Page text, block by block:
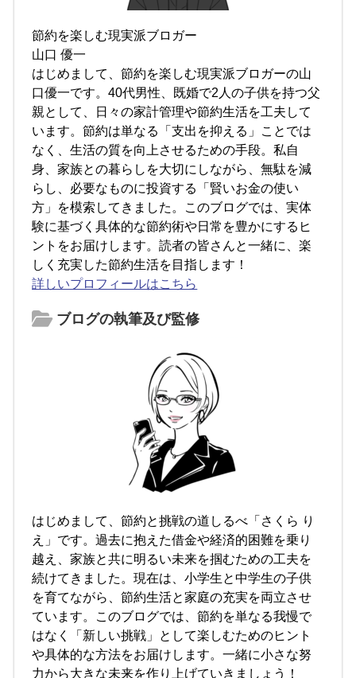
節約を楽しむ現実派ブロガー
山口 優一
はじめまして、節約を楽しむ現実派ブロガーの山
口優一です。40代男性、既婚で2人の子供を持つ父
親として、日々の家計管理や節約生活を工夫して
います。節約は単なる「支出を抑える」ことでは
なく、生活の質を向上させるための手段。私自
身、家族との暮らしを大切にしながら、無駄を減
らし、必要なものに投資する「賢いお金の使い
方」を模索してきました。このブログでは、実体
験に基づく具体的な節約術や日常を豊かにするヒ
ントをお届けします。読者の皆さんと一緒に、楽
しく充実した節約生活を目指します！
詳しいプロフィールはこちら
ブログの執筆及び監修
はじめまして、節約と挑戦の道しるべ「さくら り
え」です。過去に抱えた借金や経済的困難を乗り
越え、家族と共に明るい未来を掴むための工夫を
続けてきました。現在は、小学生と中学生の子供
を育てながら、節約生活と家庭の充実を両立させ
ています。このブログでは、節約を単なる我慢で
はなく「新しい挑戦」として楽しむためのヒント
や具体的な方法をお届けします。一緒に小さな努
力から大きな未来を作り上げていきましょう！